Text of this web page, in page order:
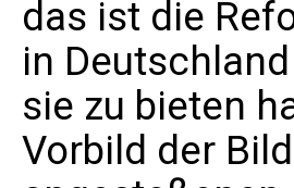
das ist die
in
sie zu bieten
Vorbild der